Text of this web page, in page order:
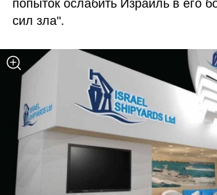
попыток ослабить Израиль в его
сил зла".